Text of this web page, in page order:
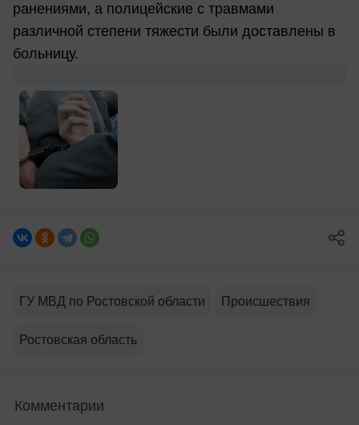
ранениями, а полицейские с травмами
различной степени тяжести были доставлены в
больницу.
ГУ МВД по Ростовской области Происшествия
Ростовская область
Комментарии